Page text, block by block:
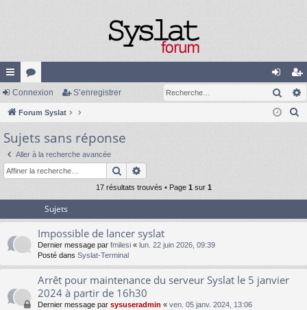
cc
ès
ra
pi
de
or
u
m
s
on
ne
’e
nr
Connexion S’enregistrer
Forum Syslat
c
h
Sujets sans réponse
Aller à la recherche avancée
Rechercher
17 résultats trouvés • Page 1sur 1
Sujets
Impossible de lancer syslat
Dernier message par fmilesi « lun. 22 juin 2026, 09:39
Posté dans Syslat-Terminal
Arrêt pour maintenance du serveur Syslat le 5 janvier
2024 à partir de 16h30
Dernier message par sysuseradmin « ven. 05 janv. 2024, 13:06